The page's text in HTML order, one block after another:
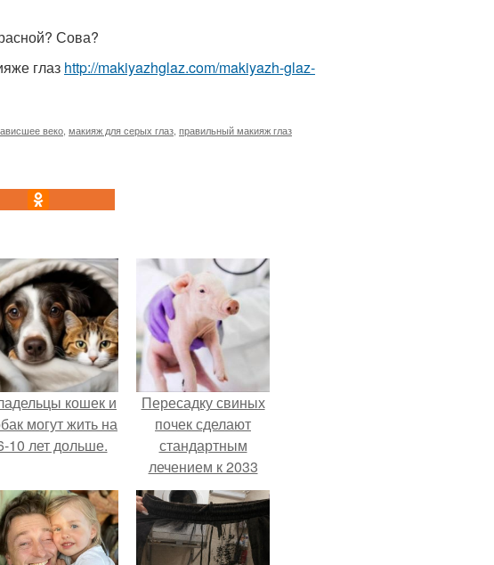
Сова?
глаз http://makiyazhglaz.com/makiyazh-glaz-
веко макияж для серых глаз правильный макияж глаз
кошек и
могут жить на
10 лет дольше.
Пересадку свиных
почек сделают
стандартным
лечением к 2033
году в Японии.